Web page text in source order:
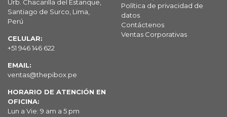
Urb. Chacarilla del Estanque,
Santiago de Surco, Lima,
Perú
CELULAR:
+51 946 146 622
EMAIL:
ventas@thepibox.pe
HORARIO DE ATENCIÓN EN
OFICINA:
Lun a Vie: 9 am a 5 pm
Política de privacidad de
datos
Contáctenos
Ventas Corporativas